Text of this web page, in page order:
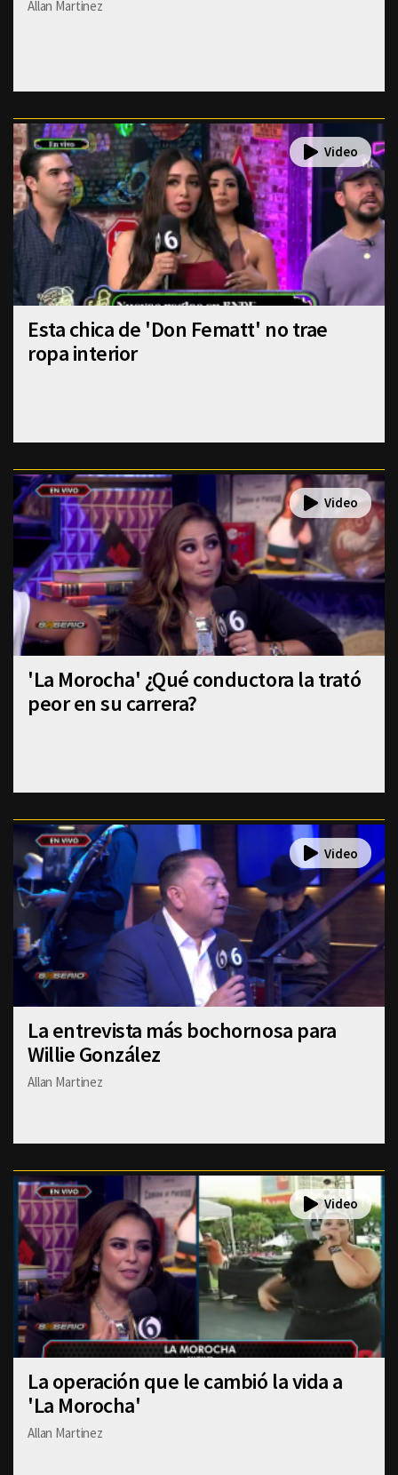
Allan Martinez
Esta chica de 'Don Fematt' no trae
ropa interior
'La Morocha' ¿Qué conductora la trató
peor en su carrera?
La entrevista más bochornosa para
Willie González
Allan Martinez
La operación que le cambió la vida a
'La Morocha'
Allan Martinez